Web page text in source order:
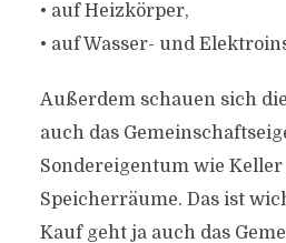
• auf Heizkörper,
• auf Wasser- und
Außerdem schauen sich
auch das
Sondereigentum wie
Speicherräume. Das ist
Kauf geht ja auch das